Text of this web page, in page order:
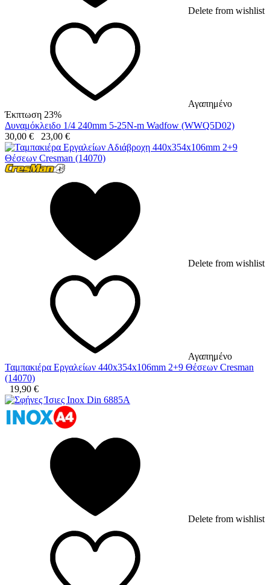
Delete from wishlist
Αγαπημένο
Έκπτωση 23%
Δυναμόκλειδο 1/4 240mm 5-25N-m Wadfow (WWQ5D02)
30,00 € 23,00 €
Delete from wishlist
Αγαπημένο
Ταμπακιέρα Εργαλείων 440x354x106mm 2+9 Θέσεων Cresman
(14070)
19,90 €
Delete from wishlist